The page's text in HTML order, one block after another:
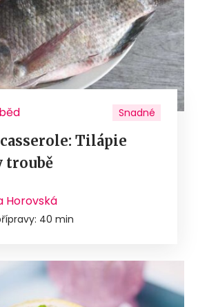
Snadné
Tilápie
troubě
Horovská
40 min